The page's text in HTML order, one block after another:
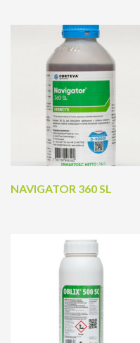
NAVIGATOR 360 SL